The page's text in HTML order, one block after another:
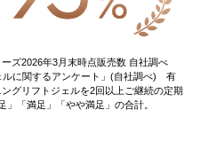
ズ2026年3月末時点販売数 自社調べ
ルに関するアンケート」(自社調べ) 有
グリフトジェルを2回以上ご継続の定期
「満足」「やや満足」の合計。